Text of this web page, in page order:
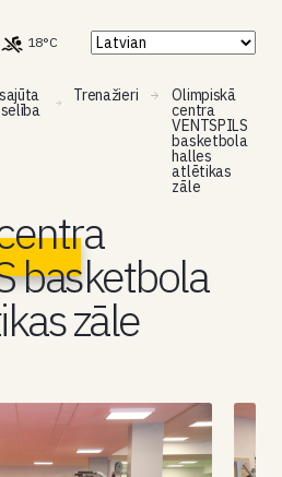
18°C
Trenažieri Olimpiskā
centra
VENTSPILS
basketbola
halles
atlētikas
zāle
basketbola
zāle